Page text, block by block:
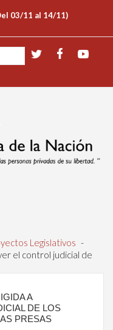
03/11 al 14/11)
Legislativos -
el control judicial de
A
DE LOS
PRESAS